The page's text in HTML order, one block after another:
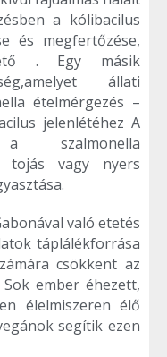
a kólibacilus
és megfertőzése,
. Egy másik
állati
ételmérgezés –
jelenlétéhez A
szalmonella
tojás vagy nyers
való etetés
táplálékforrása
csökkent az
ember éhezett,
élelmiszeren élő
segítik ezen